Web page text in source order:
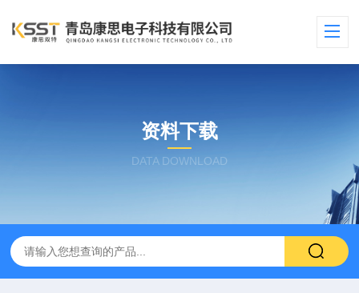
资料下载
DATA DOWNLOAD